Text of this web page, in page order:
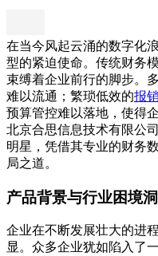
在当今风起云涌的数字化
型的紧迫使命。传统财务
束缚着企业前行的脚步。
难以流通；繁琐低效的报销
预算管控难以落地，使得
北京合思信息技术有限公
明星，凭借其专业的财务
局之道。
产品背景与行业困境
企业在不断发展壮大的进
显。众多企业犹如陷入了